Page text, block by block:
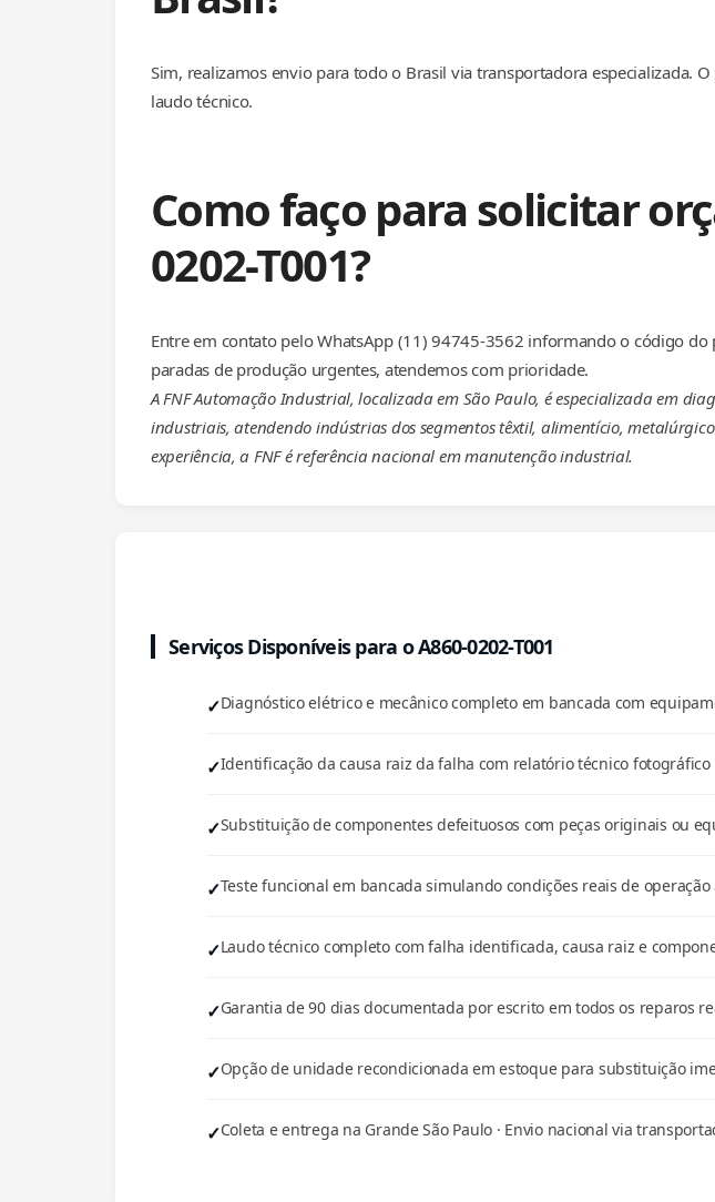
Sim, realizamos envio para todo o Brasil via transportadora especializada.
laudo técnico.
Como faço para solicitar
0202-T001?
Entre em contato pelo WhatsApp (11) 94745-3562 informando o código
paradas de produção urgentes, atendemos com prioridade.
A FNF Automação Industrial, localizada em São Paulo, é especializada em
industriais, atendendo indústrias dos segmentos têxtil, alimentício,
experiência, a FNF é referência nacional em manutenção industrial.
Serviços Disponíveis para o A860-0202-T001
Diagnóstico elétrico e mecânico completo em bancada com
Identificação da causa raiz da falha com relatório técnico fotográfico
Substituição de componentes defeituosos com peças originais ou
Teste funcional em bancada simulando condições reais de
Laudo técnico completo com falha identificada, causa raiz e
Garantia de 90 dias documentada por escrito em todos os reparos
Opção de unidade recondicionada em estoque para substituição
Coleta e entrega na Grande São Paulo · Envio nacional via